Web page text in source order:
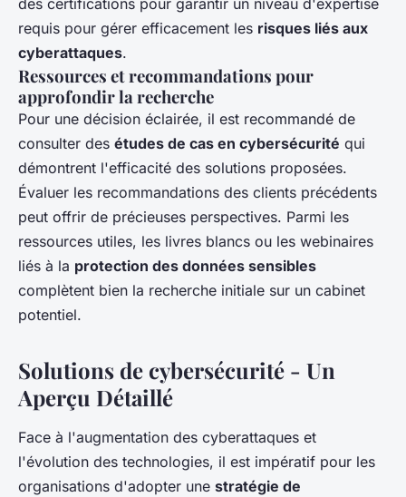
des certifications pour garantir un niveau d'expertise
requis pour gérer efficacement les risques liés aux
cyberattaques.
Ressources et recommandations pour
approfondir la recherche
Pour une décision éclairée, il est recommandé de
consulter des études de cas en cybersécurité qui
démontrent l'efficacité des solutions proposées.
Évaluer les recommandations des clients précédents
peut offrir de précieuses perspectives. Parmi les
ressources utiles, les livres blancs ou les webinaires
liés à la protection des données sensibles
complètent bien la recherche initiale sur un cabinet
potentiel.
Solutions de cybersécurité - Un
Aperçu Détaillé
Face à l'augmentation des cyberattaques et
l'évolution des technologies, il est impératif pour les
organisations d'adopter une stratégie de